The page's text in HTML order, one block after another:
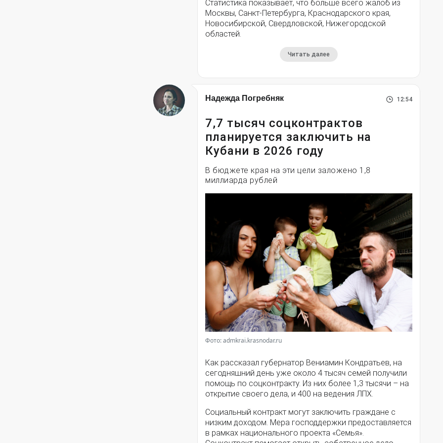
Статистика показывает, что больше всего жалоб из
Москвы, Санкт-Петербурга, Краснодарского края,
Новосибирской, Свердловской, Нижегородской
областей.
Читать далее
Надежда Погребняк 12:54
7,7 тысяч соцконтрактов
планируется заключить на
Кубани в 2026 году
В бюджете края на эти цели заложено 1,8
миллиарда рублей
Фото: admkrai.krasnodar.ru
Как рассказал губернатор Вениамин Кондратьев, на
сегодняшний день уже около 4 тысяч семей получили
помощь по соцконтракту. Из них более 1,3 тысячи – на
открытие своего дела, и 400 на ведения ЛПХ.
Социальный контракт могут заключить граждане с
низким доходом. Мера господдержки предоставляется
в рамках национального проекта «Семья».